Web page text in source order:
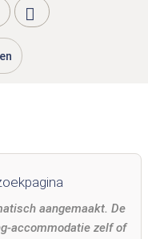
aangemaakt. De
accommodatie zelf of